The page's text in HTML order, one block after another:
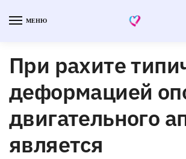
МЕНЮ
При рахите
деформацией
двигательного
является